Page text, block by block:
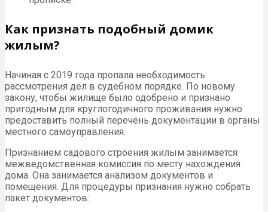
Как признать подобный домик
жилым?
Начиная с 2019 года пропала необходимость
рассмотрения дел в судебном порядке. По новому
закону, чтобы жилище было одобрено и признано
пригодным для круглогодичного проживания нужно
предоставить полный перечень документации в органы
местного самоуправления.
Признанием садового строения жилым занимается
межведомственная комиссия по месту нахождения
дома. Она занимается анализом документов и
помещения. Для процедуры признания нужно собрать
пакет документов: